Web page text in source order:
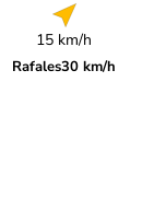
15 km/h
Rafales30 km/h